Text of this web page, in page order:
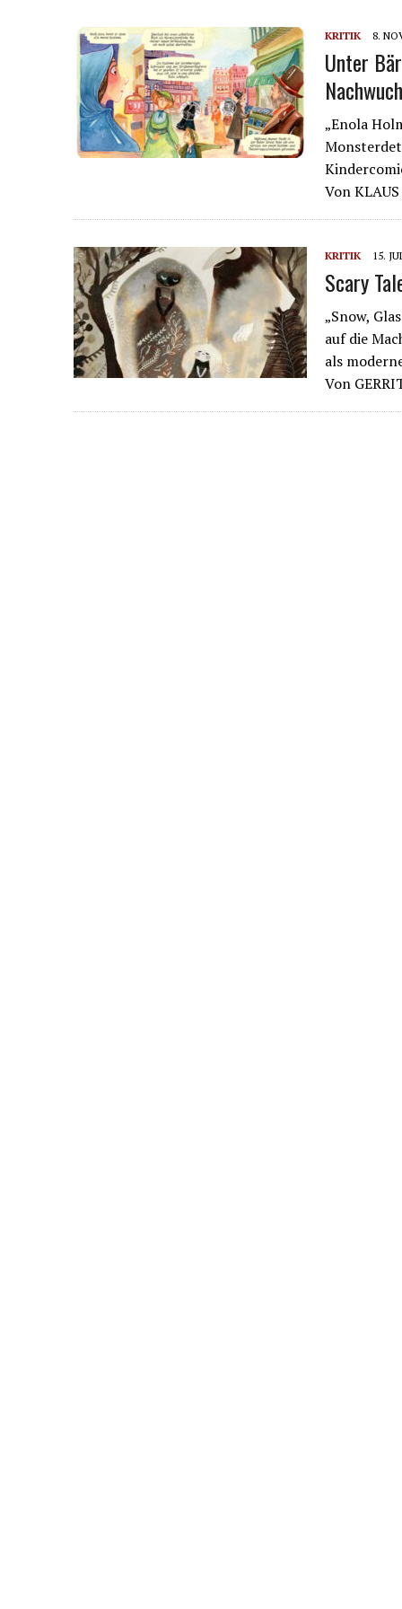
KRITIK 8.
Unter
„Enola
Von
KRITIK 15.
Scary
„Snow,
auf die
als
Von